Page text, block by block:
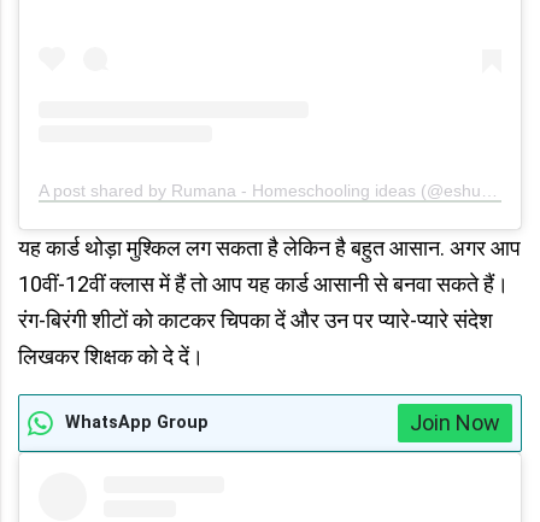
यह कार्ड थोड़ा मुश्किल लग सकता है लेकिन है बहुत आसान. अगर आप
10वीं-12वीं क्लास में हैं तो आप यह कार्ड आसानी से बनवा सकते हैं।
रंग-बिरंगी शीटों को काटकर चिपका दें और उन पर प्यारे-प्यारे संदेश
लिखकर शिक्षक को दे दें।
WhatsApp Group Join Now